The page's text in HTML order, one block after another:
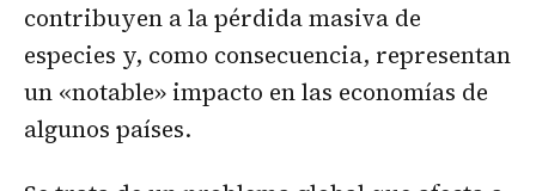
contribuyen a la pérdida masiva de
especies y, como consecuencia, representan
un «notable» impacto en las economías de
algunos países.